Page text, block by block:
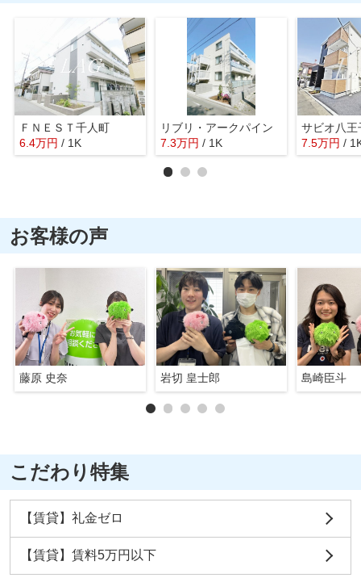
ＦＮＥＳＴ千人町
6.4万円 / 1K
リブリ・アークパイン
7.3万円 / 1K
サビオ八王
7.5万円 /
お客様の声
藤原 史奈 岩切 皇士郎 島崎臣斗
こだわり特集
【賃貸】礼金ゼロ
【賃貸】賃料5万円以下